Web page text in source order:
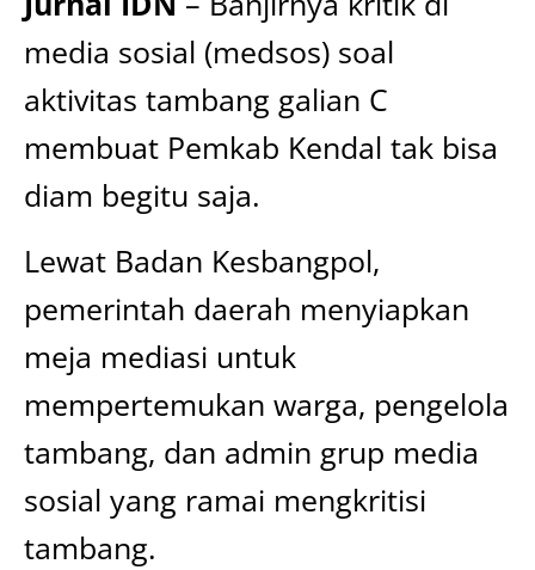
media sosial (medsos) soal
aktivitas tambang galian C
membuat Pemkab Kendal tak bisa
diam begitu saja.
Lewat Badan Kesbangpol,
pemerintah daerah menyiapkan
meja mediasi untuk
mempertemukan warga, pengelola
tambang, dan admin grup media
sosial yang ramai mengkritisi
tambang.